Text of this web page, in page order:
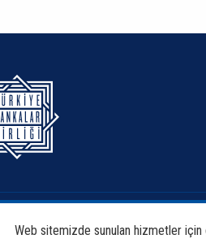
Hakkımızda
Web sitemizde sunulan hizmetler için